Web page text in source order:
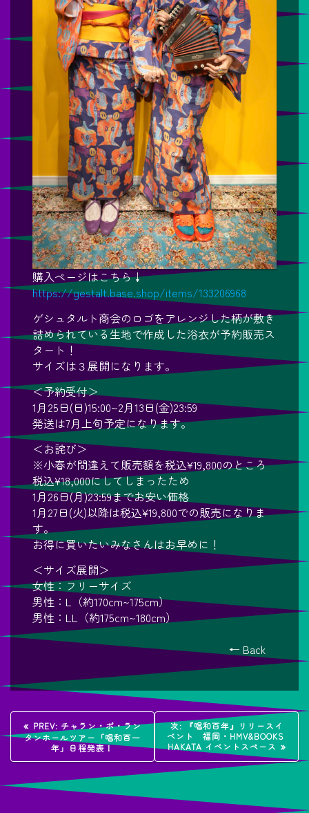
購入ページはこちら↓
https://gestalt.base.shop/items/133206968
ゲシュタルト商会のロゴをアレンジした柄が敷き
詰められている生地で作成した浴衣が予約販売ス
タート！
サイズは３展開になります。
＜予約受付＞
1月25日(日)15:00~2月13日(金)23:59
発送は7月上旬予定になります。
＜お詫び＞
※小春が間違えて販売額を税込¥19,800のところ
税込¥18,000にしてしまったため
1月26日(月)23:59までお安い価格
1月27日(火)以降は税込¥19,800での販売になりま
す。
お得に買いたいみなさんはお早めに！
＜サイズ展開＞
女性：フリーサイズ
男性：L（約170cm~175cm）
男性：LL（約175cm~180cm）
← Back
投
稿
ナ
PREV: 過
去
の
投
稿:
チャラン・ポ・ラン
タンホールツアー「唱和百一
年」日程発表！
次: 次
の
投
『唱和百年』リリースイ
ベント 福岡・HMV&BOOKS
HAKATA イベントスペース